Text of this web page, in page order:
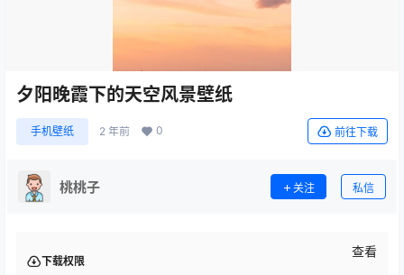
夕阳晚霞下的天空风景壁纸
手机壁纸 2 年前 0 前往下载
桃桃子 关注 私信
下载权限
查看